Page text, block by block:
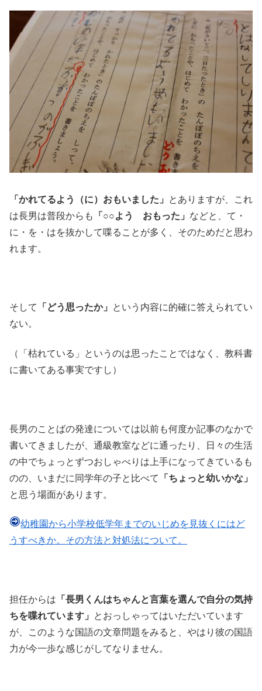
「かれてるよう（に）おもいました」
とありますが、これ
は長男は普段からも
「○○よう おもった」 などと、て・
に・を・はを抜かして喋ることが多く、そのためだと思わ
れます。
そして 「どう思ったか」
という内容に的確に答えられてい
ない。
（「枯れている」というのは思ったことではなく、教科書
に書いてある事実ですし）
長男のことばの発達については以前も何度か記事のなかで
書いてきましたが、通級教室などに通ったり、日々の生活
の中でちょっとずつおしゃべりは上手になってきているも
のの、いまだに同学年の子と比べて
「ちょっと幼いかな」
と思う場面があります。
幼稚園から小学校低学年までのいじめを見抜くにはど
うすべきか。その方法と対処法について。
担任からは 「長男くんはちゃんと言葉を選んで自分の気持
ちを喋れています」
とおっしゃってはいただいています
が、このような国語の文章問題をみると、やはり彼の国語
力が今一歩な感じがしてなりません。